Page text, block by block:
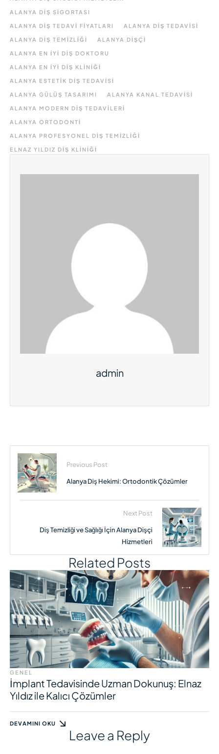
ALANYA DIŞ SIGORTASI
ALANYA DIŞ TEDAVI FIYATLARI ALANYA DIŞ TEDAVISI
ALANYA DIŞ TEMIZLIĞI ALANYA DIŞÇI
ALANYA EN IYI DIŞ DOKTORU
ALANYA EN IYI DIŞ KLINIĞI
ALANYA ESTETIK DIŞ TEDAVISI
ALANYA GÜLÜŞ TASARIMI ALANYA KANAL TEDAVISI
ALANYA MODERN DIŞ TEDAVILERI
ALANYA ORTODONTI
ALANYA PROFESYONEL DIŞ TEMIZLIĞI
ELNAZ YILDIZ DIŞ KLINIĞI
admin
Previous Post
Alanya Diş Hekimi: Ortodontik Çözümler
Next Post
Diş Temizliği ve Sağlığı İçin Alanya Dişçi
Hizmetleri
Related Posts
GENEL
İmplant Tedavisinde Uzman Dokunuş: Elnaz
Yıldız ile Kalıcı Çözümler
DEVAMINI OKU
Leave a Reply